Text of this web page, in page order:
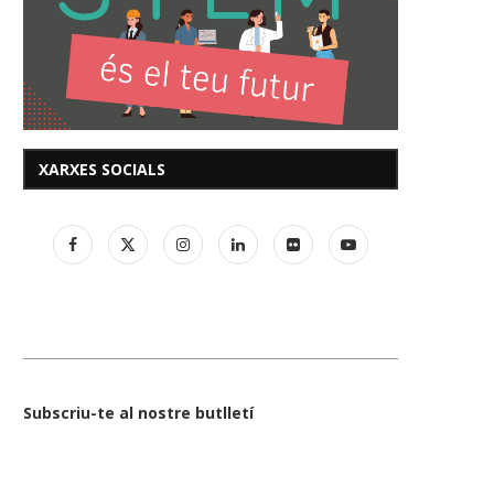
XARXES SOCIALS
Subscriu-te al nostre butlletí